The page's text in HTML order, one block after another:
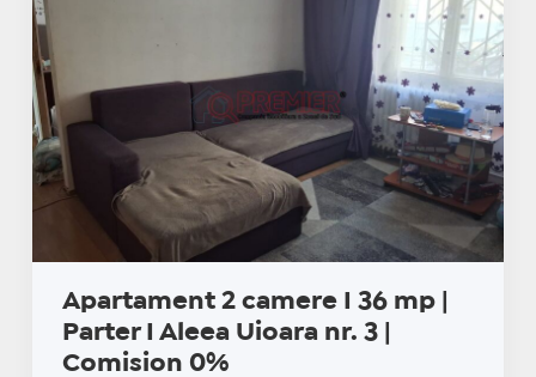
Apartament 2 camere I 36 mp |
Parter I Aleea Uioara nr. 3 |
Comision 0%